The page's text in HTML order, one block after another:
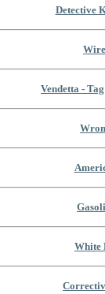
Detective
Vendetta -
White